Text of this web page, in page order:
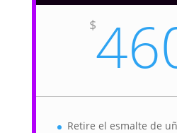
$
Retire el esmalte de